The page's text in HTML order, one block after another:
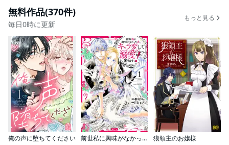
無料作品(370件)
毎日0時に更新
もっと見る
俺の声に堕ちてください
前世私に興味がなかった夫、キャラ変して溺愛してきても対応に困りますっ！
狼領主のお嬢様